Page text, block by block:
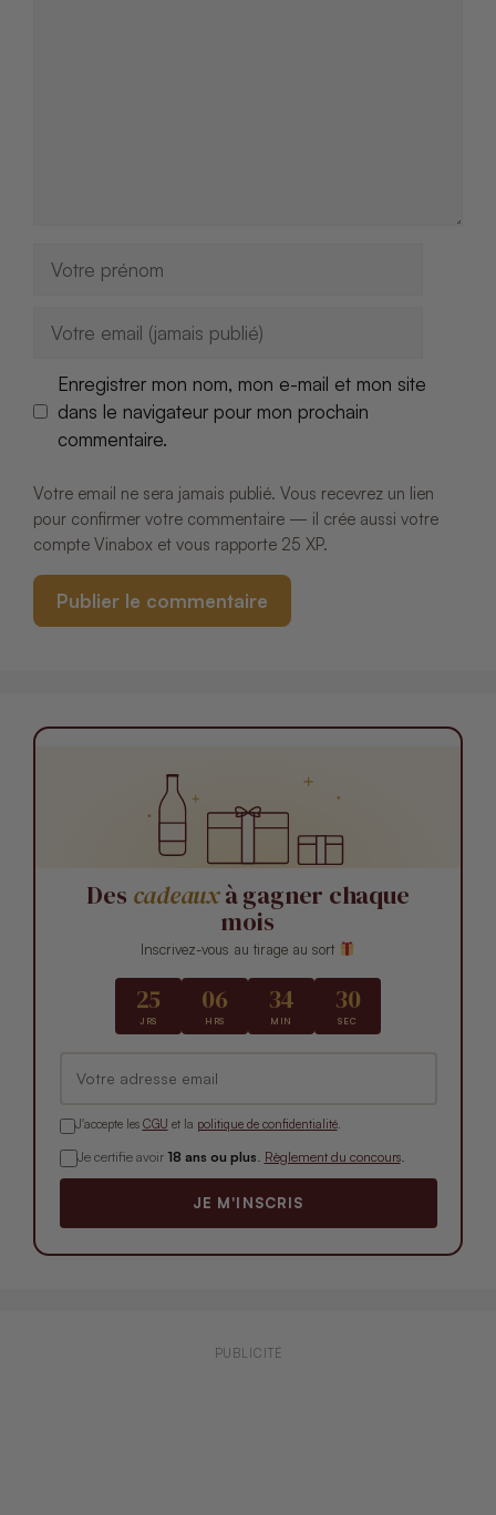
mail
Enregistrer mon nom, mon e-mail et mon site
dans le navigateur pour mon prochain
commentaire.
Votre email ne sera jamais publié. Vous recevrez un lien
pour confirmer votre commentaire — il crée aussi votre
compte Vinabox et vous rapporte 25 XP.
Des cadeauxà gagner chaque
mois
Inscrivez-vous au tirage au sort
25
JRS
06
HRS
34
MIN
29
SEC
J'accepte les CGU et la politique de confidentialité.
Je certifie avoir 18 ans ou plus Règlement du concours.
JE M'INSCRIS
PUBLICITÉ